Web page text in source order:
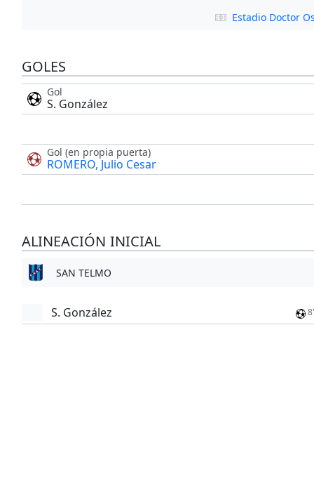
Estadio Doctor
GOLES
Gol
S. González
Gol (en propia puerta)
ROMERO, Julio Cesar
ALINEACIÓN INICIAL
SAN TELMO
S. González